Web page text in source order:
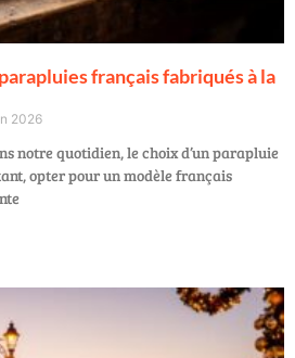
français fabriqués à la
2026
notre quotidien, le choix d’un parapluie
opter pour un modèle français